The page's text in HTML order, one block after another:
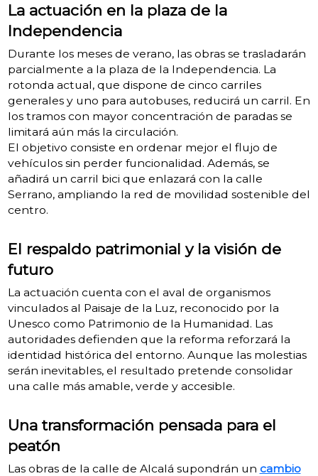
La actuación en la plaza de la
Independencia
Durante los meses de verano, las obras se trasladarán
parcialmente a la plaza de la Independencia. La
rotonda actual, que dispone de cinco carriles
generales y uno para autobuses, reducirá un carril. En
los tramos con mayor concentración de paradas se
limitará aún más la circulación.
El objetivo consiste en ordenar mejor el flujo de
vehículos sin perder funcionalidad. Además, se
añadirá un carril bici que enlazará con la calle
Serrano, ampliando la red de movilidad sostenible del
centro.
El respaldo patrimonial y la visión de
futuro
La actuación cuenta con el aval de organismos
vinculados al Paisaje de la Luz, reconocido por la
Unesco como Patrimonio de la Humanidad. Las
autoridades defienden que la reforma reforzará la
identidad histórica del entorno. Aunque las molestias
serán inevitables, el resultado pretende consolidar
una calle más amable, verde y accesible.
Una transformación pensada para el
peatón
Las obras de la calle de Alcalá supondrán un cambio